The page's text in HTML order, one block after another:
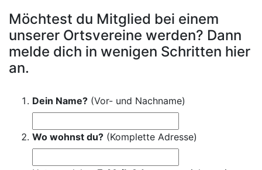
Möchtest du Mitglied bei einem
unserer Ortsvereine werden? Dann
melde dich in wenigen Schritten hier
an.
Dein Name? (Vor- und Nachname)
Wo wohnst du? (Komplette Adresse)